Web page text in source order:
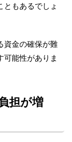
もあるでしょ
資金の確保が難
可能性がありま
担が増